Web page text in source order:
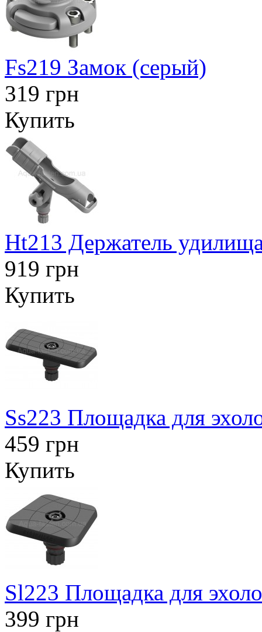
Fs219 Замок (серый)
319 грн
Купить
Ht213 Держатель
919 грн
Купить
Ss223 Площадка для
459 грн
Купить
Sl223 Площадка для
399 грн